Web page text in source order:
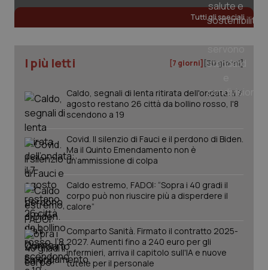
Tumore al seno
Tumore ovarico
Tumori del Polmone & Testa Collo
Tumori gastrointestinali
Ulcera & Reflusso
Vaccini
Tutti gli speciali
I più letti [7 giorni] [30 giorni]
Caldo, segnali di lenta ritirata dell'ondata: il 7
agosto restano 26 città da bollino rosso, l'8
scendono a 19
Covid. Il silenzio di Fauci e il perdono di Biden.
Ma il Quinto Emendamento non è
un’ammissione di colpa
Caldo estremo, FADOI: “Sopra i 40 gradi il
corpo può non riuscire più a disperdere il
calore”
Comparto Sanità. Firmato il contratto 2025-
2027. Aumenti fino a 240 euro per gli
infermieri, arriva il capitolo sull'IA e nuove
tutele per il personale
CookieScriptConsent